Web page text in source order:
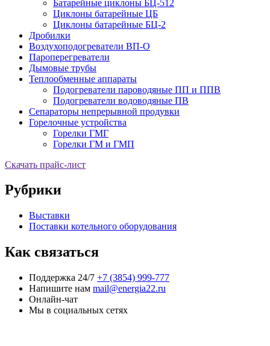
Батарейные циклоны БЦ-512
Циклоны батарейные ЦБ
Циклоны батарейные БЦ-2
Дробилки
Воздухоподогреватели ВП-О
Пароперегреватели
Дымовые трубы
Теплообменные аппараты
Подогреватели пароводяные ПП и ППВ
Подогреватели водоводяные ПВ
Сепараторы непрерывной продувки
Горелочные устройства
Горелки ГМГ
Горелки ГМ и ГМП
Скачать прайс-лист
Рубрики
Выставки
Поставки котельного оборудования
Как связаться
Поддержка 24/7 +7 (3854) 999-777
Напишите нам mail@energia22.ru
Онлайн-чат
Мы в социальных сетях